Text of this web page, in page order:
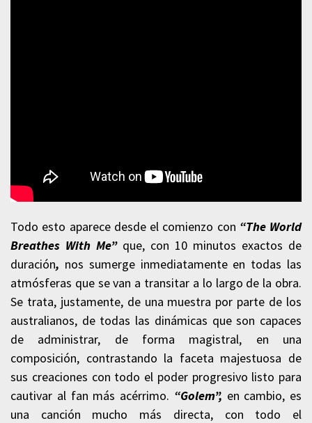
Todo esto aparece desde el comienzo con “The World
Breathes With Me” que, con 10 minutos exactos de
duración, nos sumerge inmediatamente en todas las
atmósferas que se van a transitar a lo largo de la obra.
Se trata, justamente, de una muestra por parte de los
australianos, de todas las dinámicas que son capaces
de administrar, de forma magistral, en una
composición, contrastando la faceta majestuosa de
sus creaciones con todo el poder progresivo listo para
cautivar al fan más acérrimo. “Golem”, en cambio, es
una canción mucho más directa, con todo el